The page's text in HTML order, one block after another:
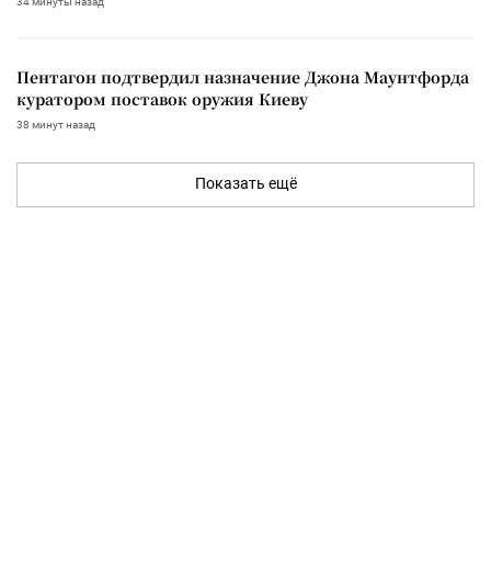
Пентагон подтвердил назначение Джона Маунтфорда
куратором поставок оружия Киеву
38 минут назад
Показать ещё